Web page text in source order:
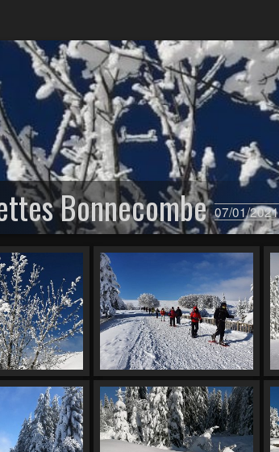
Bonnecombe07/01/2021